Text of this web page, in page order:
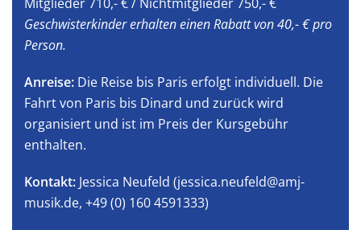
Geschwisterkinder erhalten einen Rabatt von 40,- € pro
Person.
Anreise: Die Reise bis Paris erfolgt individuell. Die
Fahrt von Paris bis Dinard und zurück wird
organisiert und ist im Preis der Kursgebühr
enthalten.
Kontakt: Jessica Neufeld (jessica.neufeld@amj-
musik.de, +49 (0) 160 4591333)